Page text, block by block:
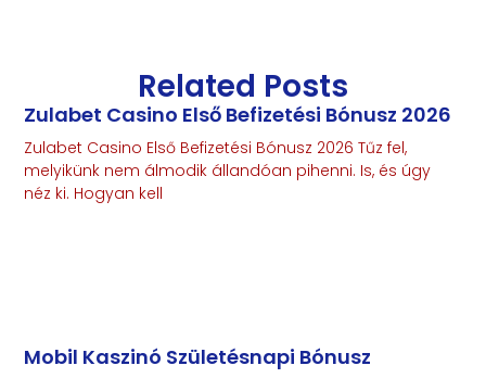
Related Posts
Zulabet Casino Első Befizetési Bónusz 2026
Zulabet Casino Első Befizetési Bónusz 2026 Tűz fel,
melyikünk nem álmodik állandóan pihenni. Is, és úgy
néz ki. Hogyan kell
Mobil Kaszinó Születésnapi Bónusz